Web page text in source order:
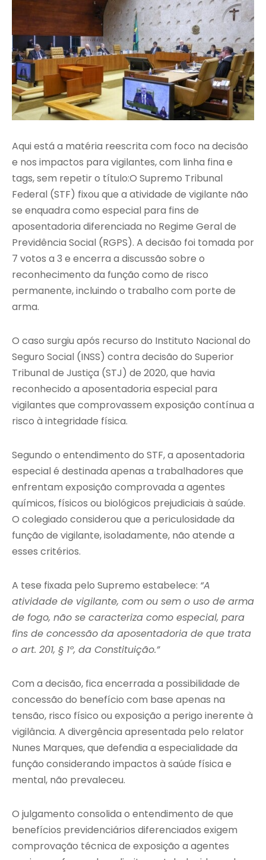
Aqui está a matéria reescrita com foco na decisão
e nos impactos para vigilantes, com linha fina e
tags, sem repetir o título:O Supremo Tribunal
Federal (STF) fixou que a atividade de vigilante não
se enquadra como especial para fins de
aposentadoria diferenciada no Regime Geral de
Previdência Social (RGPS). A decisão foi tomada por
7 votos a 3 e encerra a discussão sobre o
reconhecimento da função como de risco
permanente, incluindo o trabalho com porte de
arma.
O caso surgiu após recurso do Instituto Nacional do
Seguro Social (INSS) contra decisão do Superior
Tribunal de Justiça (STJ) de 2020, que havia
reconhecido a aposentadoria especial para
vigilantes que comprovassem exposição contínua a
risco à integridade física.
Segundo o entendimento do STF, a aposentadoria
especial é destinada apenas a trabalhadores que
enfrentam exposição comprovada a agentes
químicos, físicos ou biológicos prejudiciais à saúde.
O colegiado considerou que a periculosidade da
função de vigilante, isoladamente, não atende a
esses critérios.
A tese fixada pelo Supremo estabelece: “A
atividade de vigilante, com ou sem o uso de arma
de fogo, não se caracteriza como especial, para
fins de concessão da aposentadoria de que trata
o art. 201, § 1º, da Constituição.”
Com a decisão, fica encerrada a possibilidade de
concessão do benefício com base apenas na
tensão, risco físico ou exposição a perigo inerente à
vigilância. A divergência apresentada pelo relator
Nunes Marques, que defendia a especialidade da
função considerando impactos à saúde física e
mental, não prevaleceu.
O julgamento consolida o entendimento de que
benefícios previdenciários diferenciados exigem
comprovação técnica de exposição a agentes